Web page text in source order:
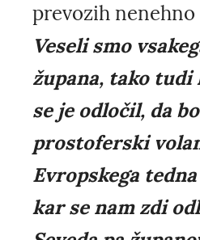
prevozih
Veseli smo
župana, tako tudi
se je odločil, da
prostoferski
Evropskega
kar se nam zdi